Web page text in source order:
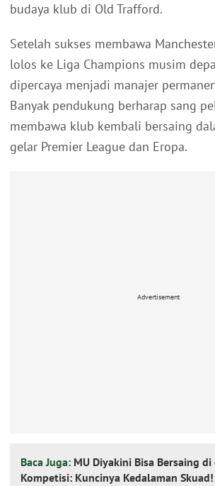
budaya klub di Old Trafford.
Setelah sukses membawa
lolos ke Liga Champions musim
dipercaya menjadi manajer
Banyak pendukung berharap sang
membawa klub kembali bersaing
gelar Premier League dan Eropa.
Advertisement
Baca Juga: MU Diyakini Bisa Bersaing di
Kompetisi: Kuncinya Kedalaman Skuad!